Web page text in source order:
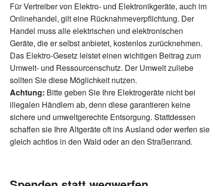
Für Vertreiber von Elektro- und Elektronikgeräte, auch im
Onlinehandel, gilt eine Rücknahmeverpflichtung. Der
Handel muss alle elektrischen und elektronischen
Geräte, die er selbst anbietet, kostenlos zurücknehmen.
Das Elektro-Gesetz leistet einen wichtigen Beitrag zum
Umwelt- und Ressourcenschutz. Der Umwelt zuliebe
sollten Sie diese Möglichkeit nutzen.
Achtung: Bitte geben Sie Ihre Elektrogeräte nicht bei
illegalen Händlern ab, denn diese garantieren keine
sichere und umweltgerechte Entsorgung. Stattdessen
schaffen sie Ihre Altgeräte oft ins Ausland oder werfen sie
gleich achtlos in den Wald oder an den Straßenrand.